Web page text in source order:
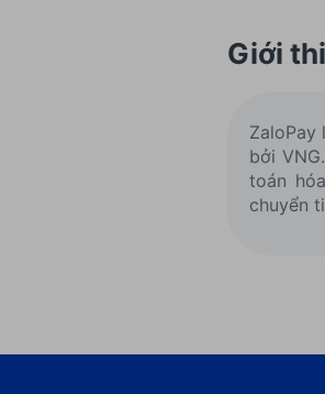
Giới
bởi
toán
chuyển